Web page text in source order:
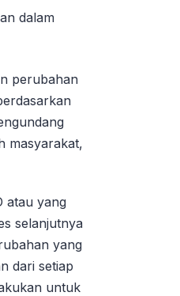
dalam
perubahan
masyarakat,
atau yang
selanjutnya
yang
dari setiap
untuk